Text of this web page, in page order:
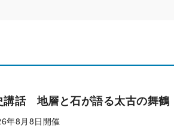
講話 地層と石が語る太古の舞鶴
8月8日開催